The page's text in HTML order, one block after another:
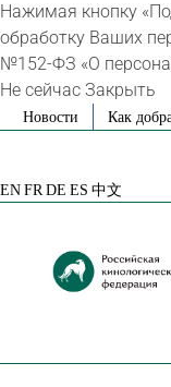
Нажимая кнопку
обработку Ваших
№152-ФЗ «О
Не сейчас Закрыть
SkipНовости Как
EN FR DE ES 中文